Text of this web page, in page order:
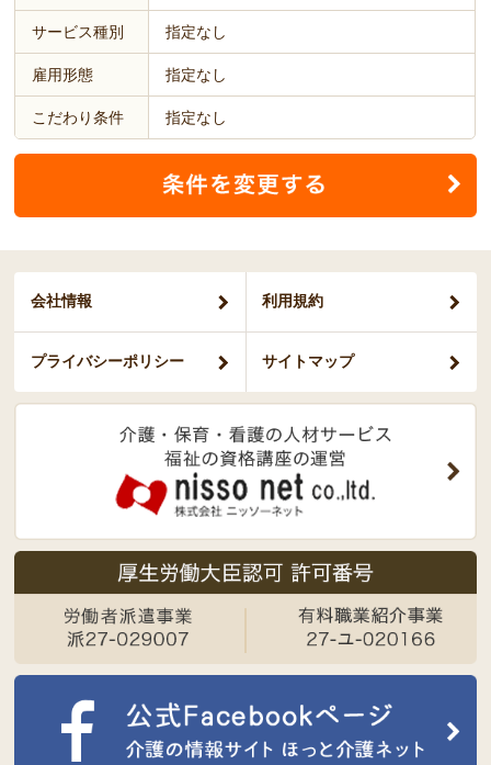
サービス種別 指定なし
雇用形態 指定なし
こだわり条件 指定なし
会社情報 利用規約
プライバシーポリシー サイトマップ